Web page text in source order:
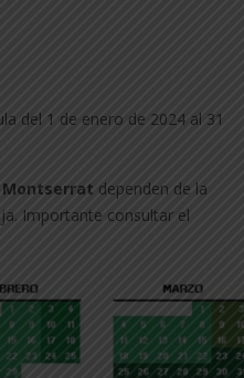
del 1 de enero de 2024 al 31
Montserrat dependen de la
Importante consultar el